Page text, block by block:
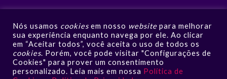
GALERIAS
VÍDEOS
NOTÍCIAS
CONTATO
Nós usamos cookies em nosso website para melhorar
sua experiência enquanto navega por ele. Ao clicar
em “Aceitar todos”, você aceita o uso de todos os
cookies. Porém, você pode visitar "Configurações de
Cookies" para prover um consentimento
personalizado. Leia mais em nossa Política de